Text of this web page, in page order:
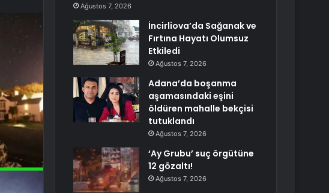
Ağustos 7, 2026
İncirliova’da Sağanak ve
Fırtına Hayatı Olumsuz
Etkiledi
Ağustos 7, 2026
Adana’da boşanma
aşamasındaki eşini
öldüren mahalle bekçisi
tutuklandı
Ağustos 7, 2026
‘Ay Grubu’ suç örgütüne
12 gözaltı!
Ağustos 7, 2026